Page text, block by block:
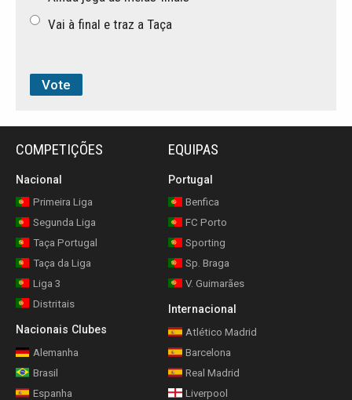
Vai à final e traz a Taça
COMPETIÇÕES
Nacional
Primeira Liga
Segunda Liga
Taça Portugal
Taça da Liga
Liga 3
Distritais
Nacionais Clubes
Alemanha
Brasil
Espanha
EQUIPAS
Portugal
Benfica
FC Porto
Sporting
Sp. Braga
V. Guimarães
Internacional
Atlético Madrid
Barcelona
Real Madrid
Liverpool